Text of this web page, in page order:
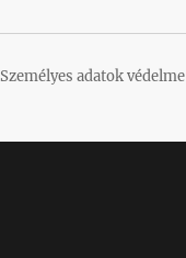
Személyes adatok védelme